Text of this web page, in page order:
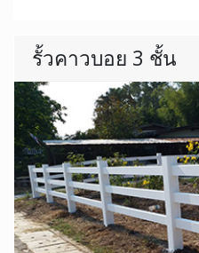
รั้วคาวบอย 3 ชั้น